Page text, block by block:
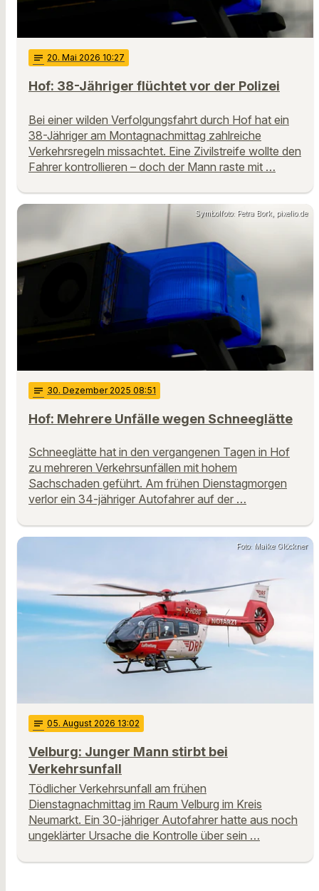
notes 20. Mai 2026 10:27
Hof: 38-Jähriger flüchtet vor der Polizei
Bei einer wilden Verfolgungsfahrt durch Hof hat ein
38-Jähriger am Montagnachmittag zahlreiche
Verkehrsregeln missachtet. Eine Zivilstreife wollte den
Fahrer kontrollieren – doch der Mann raste mit …
Symbolfoto: Petra Bork, pixelio.de
notes 30. Dezember 2025 08:51
Hof: Mehrere Unfälle wegen Schneeglätte
Schneeglätte hat in den vergangenen Tagen in Hof
zu mehreren Verkehrsunfällen mit hohem
Sachschaden geführt. Am frühen Dienstagmorgen
verlor ein 34-jähriger Autofahrer auf der …
Foto: Maike Glöckner
notes 05. August 2026 13:02
Velburg: Junger Mann stirbt bei
Verkehrsunfall
Tödlicher Verkehrsunfall am frühen
Dienstagnachmittag im Raum Velburg im Kreis
Neumarkt. Ein 30-jähriger Autofahrer hatte aus noch
ungeklärter Ursache die Kontrolle über sein …